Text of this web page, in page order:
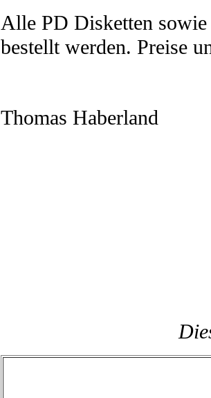
Alle PD Disketten
bestellt werden. Preise
Thomas Haberland